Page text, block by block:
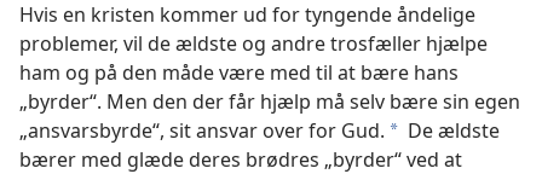
Hvis en kristen kommer ud for tyngende åndelige
problemer, vil de ældste og andre trosfæller hjælpe
ham og på den måde være med til at bære hans
„byrder“. Men den der får hjælp må selv bære sin egen
„ansvarsbyrde“, sit ansvar over for Gud. * De ældste
bærer med glæde deres brødres „byrder“ ved at